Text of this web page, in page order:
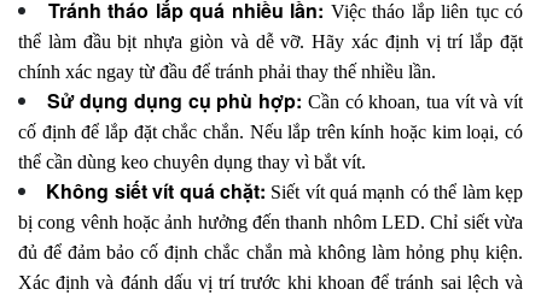
Tránh tháo lắp quá nhiều lần: Việc tháo lắp liên tục có
thể làm đầu bịt nhựa giòn và dễ vỡ. Hãy xác định vị trí lắp đặt
chính xác ngay từ đầu để tránh phải thay thế nhiều lần.
Sử dụng dụng cụ phù hợp: Cần có khoan, tua vít và vít
cố định để lắp đặt chắc chắn. Nếu lắp trên kính hoặc kim loại, có
thể cần dùng keo chuyên dụng thay vì bắt vít.
Không siết vít quá chặt: Siết vít quá mạnh có thể làm kẹp
bị cong vênh hoặc ảnh hưởng đến thanh nhôm LED. Chỉ siết vừa
đủ để đảm bảo cố định chắc chắn mà không làm hỏng phụ kiện.
Xác định và đánh dấu vị trí trước khi khoan để tránh sai lệch và